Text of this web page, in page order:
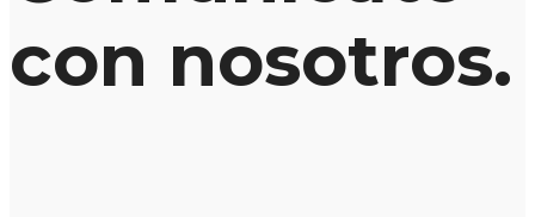
con nosotros.